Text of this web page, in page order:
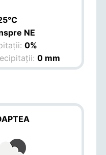
NE
0%
0 mm